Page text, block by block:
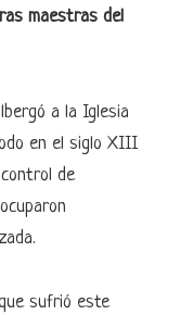
maestras del
a la Iglesia
en el siglo XIII
de
sufrió este